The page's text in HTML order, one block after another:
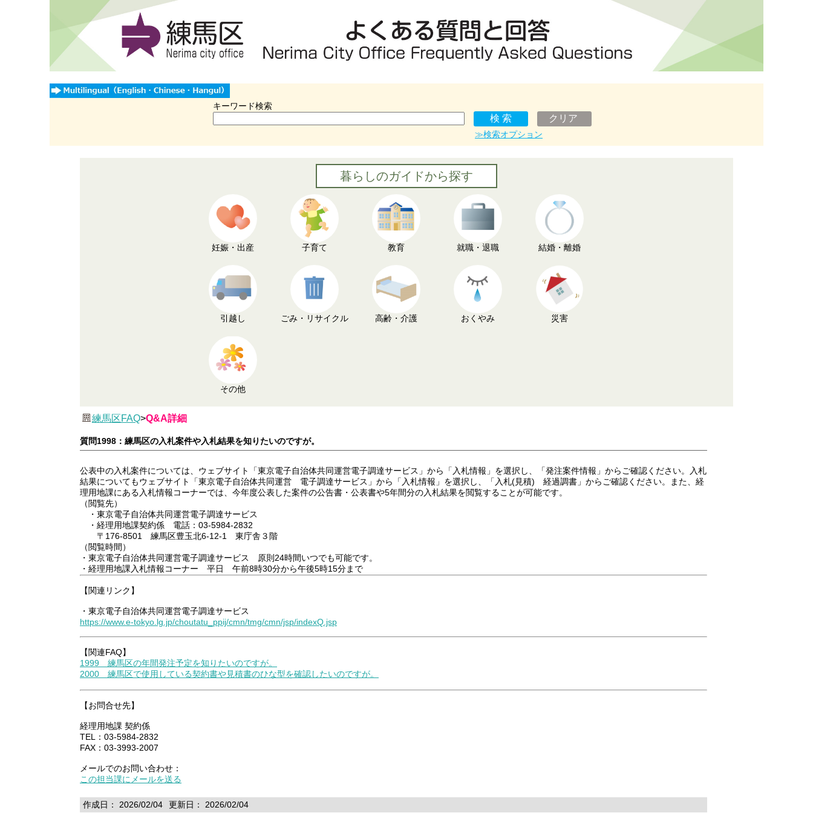
キーワード検索
≫検索オプション
暮らしのガイドから探す
妊娠・出産 子育て 教育 就職・退職 結婚・離婚
引越し ごみ・リサイクル 高齢・介護 おくやみ 災害
その他
練馬区FAQ>Q&A詳細
質問1998：練馬区の入札案件や入札結果を知りたいのですが。
公表中の入札案件については、ウェブサイト「東京電子自治体共同運営電子調達サービス」から「入札情報」を選択し、「発注案件情報」からご確認ください。入札
結果についてもウェブサイト「東京電子自治体共同運営 電子調達サービス」から「入札情報」を選択し、「入札(見積) 経過調書」からご確認ください。また、経
理用地課にある入札情報コーナーでは、今年度公表した案件の公告書・公表書や5年間分の入札結果を閲覧することが可能です。
（閲覧先）
・東京電子自治体共同運営電子調達サービス
・経理用地課契約係 電話：03-5984-2832
〒176-8501 練馬区豊玉北6-12-1 東庁舎３階
（閲覧時間）
・東京電子自治体共同運営電子調達サービス 原則24時間いつでも可能です。
・経理用地課入札情報コーナー 平日 午前8時30分から午後5時15分まで
【関連リンク】
・東京電子自治体共同運営電子調達サービス
https://www.e-tokyo.lg.jp/choutatu_ppij/cmn/tmg/cmn/jsp/indexQ.jsp
【関連FAQ】
1999 練馬区の年間発注予定を知りたいのですが。
2000 練馬区で使用している契約書や見積書のひな型を確認したいのですが。
【お問合せ先】
経理用地課 契約係
TEL：03-5984-2832
FAX：03-3993-2007
メールでのお問い合わせ：
この担当課にメールを送る
作成日： 2026/02/04 更新日： 2026/02/04